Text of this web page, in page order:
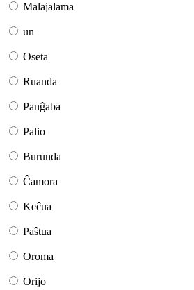
Malajalama
un
Oseta
Ruanda
Panĝaba
Palio
Burunda
Ĉamora
Keĉua
Paŝtua
Oroma
Orijo